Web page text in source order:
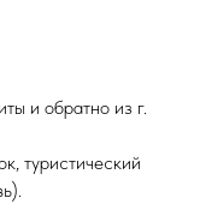
и обратно из г.
туристический